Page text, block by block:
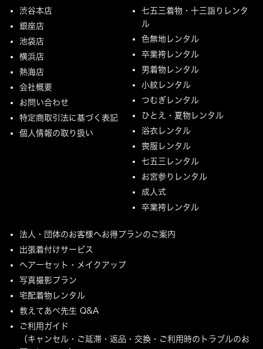
渋谷本店
銀座店
池袋店
横浜店
熱海店
会社概要
お問い合わせ
特定商取引法に基づく表記
個人情報の取り扱い
七五三着物・十三詣りレンタ
ル
色無地レンタル
卒業袴レンタル
男着物レンタル
小紋レンタル
つむぎレンタル
ひとえ・夏物レンタル
浴衣レンタル
喪服レンタル
七五三レンタル
お宮参りレンタル
成人式
卒業袴レンタル
法人・団体のお客様へお得プランのご案内
出張着付けサービス
ヘアーセット・メイクアップ
写真撮影プラン
宅配着物レンタル
教えてあべ先生 Q&A
ご利用ガイド
（キャンセル・ご延滞・返品・交換・ご利用時のトラブルのお